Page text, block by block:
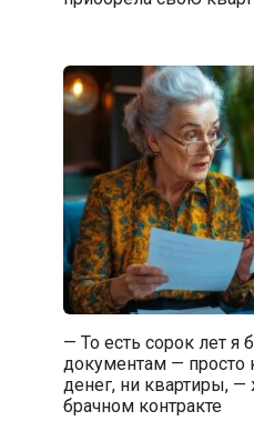
— То есть сорок лет я
документам — просто
денег, ни квартиры, —
брачном контракте